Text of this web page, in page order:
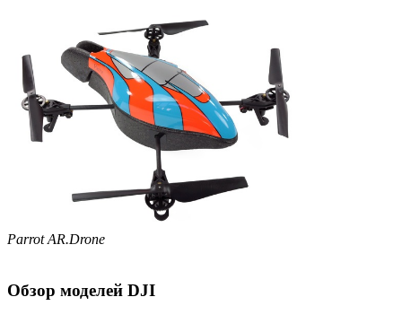
Parrot AR.Drone
Обзор моделей DJI